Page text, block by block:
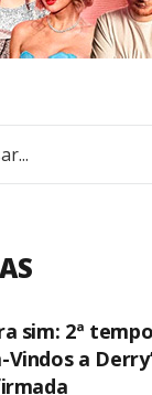
sim: 2ª
Vindos a